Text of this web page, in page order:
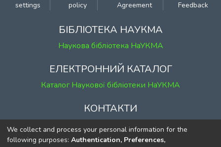
settings
policy
Agreement
Feedback
БІБЛІОТЕКА НАУКМА
Наукова бібліотека НаУКМА
ЕЛЕКТРОННИЙ КАТАЛОГ
Каталог Наукової бібліотеки НаУКМА
КОНТАКТИ
м. Київ, вул. Григорія Сковороди, 2
к. 1, к. 120
We collect and process your personal information for the
following purposes: Authentication, Preferences,